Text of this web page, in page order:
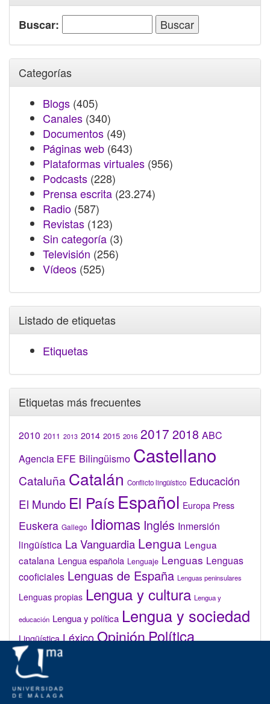
Buscar:
Categorías
Blogs (405)
Canales (340)
Documentos (49)
Páginas web (643)
Plataformas virtuales (956)
Podcasts (228)
Prensa escrita (23.274)
Radio (587)
Revistas (123)
Sin categoría (3)
Televisión (256)
Vídeos (525)
Listado de etiquetas
Etiquetas
Etiquetas más frecuentes
2010 2011 2013 2014 2015 2016 2017 2018 ABC
Agencia EFE Bilingüismo Castellano
Cataluña Catalán Conflicto lingüístico Educación
El Mundo El País Español Europa Press
Euskera Gallego Idiomas Inglés Inmersión
lingüística La Vanguardia Lengua Lengua
catalana Lengua española Lenguaje Lenguas Lenguas
cooficiales Lenguas de España Lenguas peninsulares
Lenguas propias Lengua y cultura Lengua y
educación Lengua y política Lengua y sociedad
Lingüística LéxicoOpiniónPolítica
lingüística
Valenciano